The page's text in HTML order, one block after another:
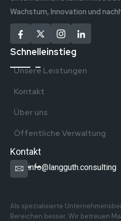
Wachstum, Innovation und
Schnelleinstieg
Unsere Leistungen
Kontakt
Über uns
Öffentliche Verwaltung
Kontakt
info@langguth.consulting
Als spezialisierte
Bereichen besser. Wir betreuen